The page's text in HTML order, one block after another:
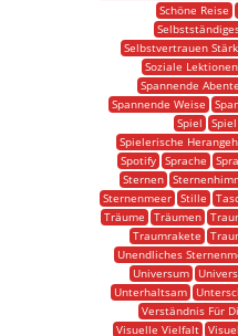
Schöne Reise
Selbstvertrauen
Soziale Lektionen
Spannende
Spannende Weise
Spiel
Spielerische
Spotify Sprache
Sternen
Sternenmeer Stille
Träume
Träumen
Traumrakete
Unendliches
Universum
Unterhaltsam
Verständnis Für
Visuelle Vielfalt